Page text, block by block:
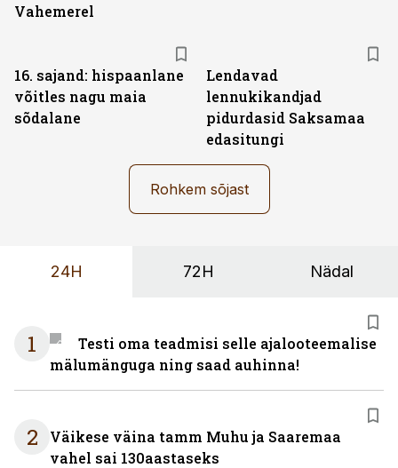
Vahemerel
16. sajand: hispaanlane
võitles nagu maia
sõdalane
Lendavad
lennukikandjad
pidurdasid Saksamaa
edasitungi
Rohkem sõjast
24H 72H Nädal
1
Testi oma teadmisi selle ajalooteemalise
mälumänguga ning saad auhinna!
2
Väikese väina tamm Muhu ja Saaremaa
vahel sai 130aastaseks